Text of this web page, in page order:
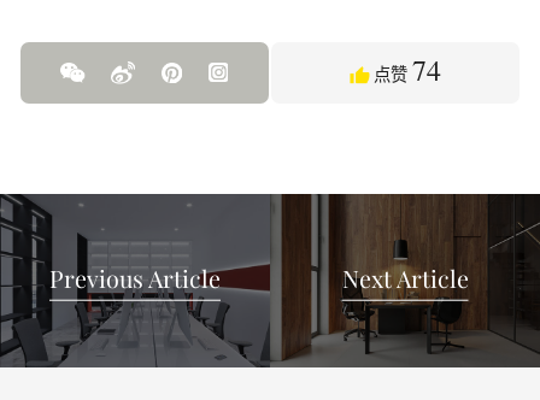
点赞 74
Previous Article Next Article